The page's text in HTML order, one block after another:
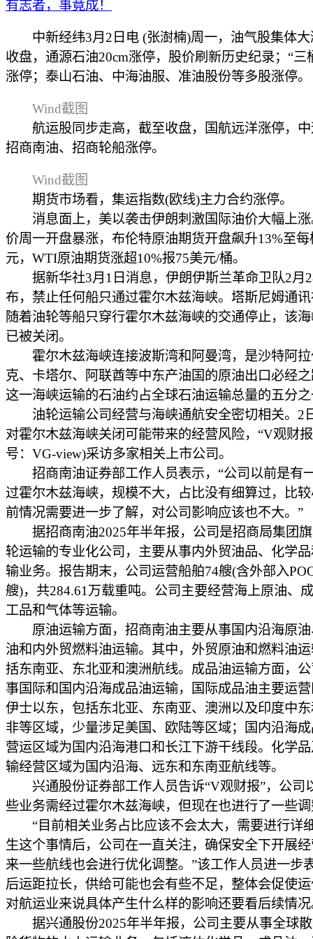
有志者，事竟成！
中新经纬3月2日电 (张澍楠)周一，油气股集体大
收盘，通源石油20cm涨停，股价刷新历史纪录；“三
涨停；泰山石油、中海油服、准油股份等多股涨停。
Wind截图
航运股同步走高，截至收盘，国航远洋涨停，中
招商南油、招商轮船涨停。
Wind截图
期货市场看，集运指数(欧线)主力合约涨停。
消息面上，美以袭击伊朗刺激国际油价大幅上涨
价周一开盘暴涨，布伦特原油期货开盘飙升13%至每
元，WTI原油期货涨超10%报75美元/桶。
据新华社3月1日消息，伊朗伊斯兰革命卫队2月
布，禁止任何船只通过霍尔木兹海峡。塔斯尼姆通
随着油轮等船只穿行霍尔木兹海峡的交通停止，该
已被关闭。
霍尔木兹海峡连接波斯湾和阿曼湾，是沙特阿拉
克、卡塔尔、阿联酋等中东产油国的原油出口必经
这一海峡运输的石油约占全球石油运输总量的五分
油轮运输公司经营与海峡通航安全密切相关。2
对霍尔木兹海峡关闭可能带来的经营风险，“V观财
号：VG-view)采访多家相关上市公司。
招商南油证券部工作人员表示，“公司以前是有
过霍尔木兹海峡，规模不大，占比没有细算过，比
前情况需要进一步了解，对公司影响应该也不大。”
据招商南油2025年半年报，公司是招商局集团
轮运输的专业化公司，主要从事内外贸油品、化学
输业务。报告期末，公司运营船舶74艘(含外部入
艘)，共284.61万载重吨。公司主要经营海上原油、
工品和气体等运输。
原油运输方面，招商南油主要从事国内沿海原油
油和内外贸燃料油运输。其中，外贸原油和燃料油
括东南亚、东北亚和澳洲航线。成品油运输方面，
事国际和国内沿海成品油运输，国际成品油主要运
伊士以东，包括东北亚、东南亚、澳洲以及印度中
非等区域，少量涉足美国、欧陆等区域；国内沿海
营运区域为国内沿海港口和长江下游干线段。化学
输经营区域为国内沿海、远东和东南亚航线等。
兴通股份证券部工作人员告诉“V观财报”，公司
些业务需经过霍尔木兹海峡，但现在也进行了一些
“目前相关业务占比应该不会太大，需要进行详
生这个事情后，公司在一直关注，确保安全下开展
来一些航线也会进行优化调整。”该工作人员进一步
后运距拉长，供给可能也会有些不足，整体会促使
对航运业来说具体产生什么样的影响还要看后续情
据兴通股份2025年半年报，公司主要从事全球